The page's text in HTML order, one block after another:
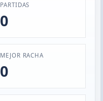
PARTIDAS
0
MEJOR RACHA
0